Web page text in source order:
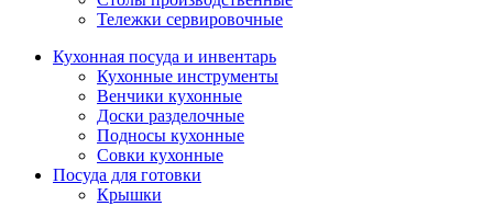
Тележки сервировочные
Кухонная посуда и инвентарь
Кухонные инструменты
Венчики кухонные
Доски разделочные
Подносы кухонные
Совки кухонные
Посуда для готовки
Крышки